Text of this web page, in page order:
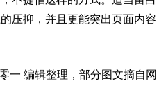
压抑，并且更能突出页面内容
一 编辑整理，部分图文摘自网